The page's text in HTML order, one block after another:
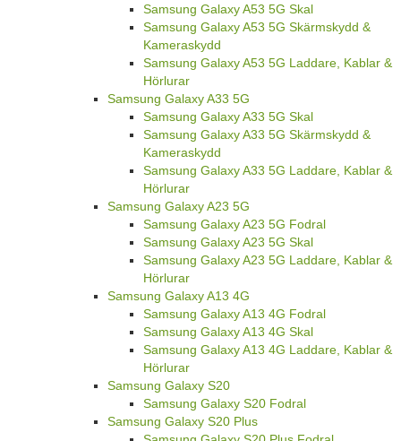
Samsung Galaxy A53 5G Skal
Samsung Galaxy A53 5G Skärmskydd &
Kameraskydd
Samsung Galaxy A53 5G Laddare, Kablar &
Hörlurar
Samsung Galaxy A33 5G
Samsung Galaxy A33 5G Skal
Samsung Galaxy A33 5G Skärmskydd &
Kameraskydd
Samsung Galaxy A33 5G Laddare, Kablar &
Hörlurar
Samsung Galaxy A23 5G
Samsung Galaxy A23 5G Fodral
Samsung Galaxy A23 5G Skal
Samsung Galaxy A23 5G Laddare, Kablar &
Hörlurar
Samsung Galaxy A13 4G
Samsung Galaxy A13 4G Fodral
Samsung Galaxy A13 4G Skal
Samsung Galaxy A13 4G Laddare, Kablar &
Hörlurar
Samsung Galaxy S20
Samsung Galaxy S20 Fodral
Samsung Galaxy S20 Plus